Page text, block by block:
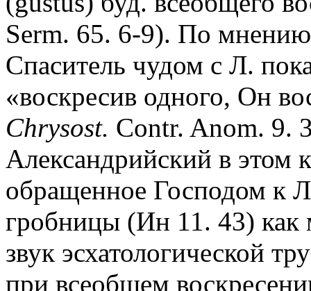
Serm. 65. 6-9). По мнению
Спаситель чудом с Л.
«воскресив одного, Он
Chrysost. Contr. Anom. 9.
Александрийский в этом
обращенное Господом к
гробницы (Ин 11. 43)
звук эсхатологической
при всеобщем